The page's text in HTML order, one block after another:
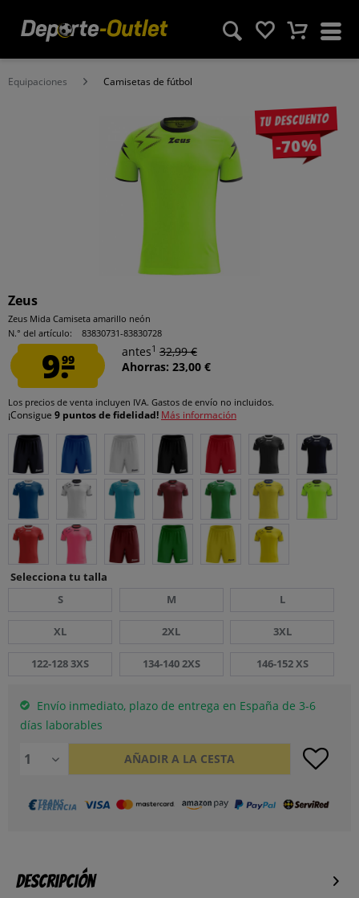
Equipaciones Camisetas de fútbol
Tu descuento
-70%
Zeus
Zeus Mida Camiseta amarillo neón
N.° del artículo:
83830731-83830728
9.99
antes1 32,99 €
Ahorras: 23,00 €
Los precios de venta incluyen IVA. Gastos de envío no incluidos.
¡Consigue 9 puntos de fidelidad! Más información
Selecciona tu talla
S
M L
XL 2XL 3XL
122-128 3XS 134-140 2XS 146-152 XS
Envío inmediato, plazo de entrega en España de 3-6
días laborables
AÑADIR A LA CESTA
Descripción